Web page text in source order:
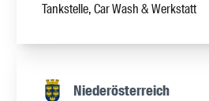
Tankstelle, Car Wash & Werkstatt
Niederösterreich